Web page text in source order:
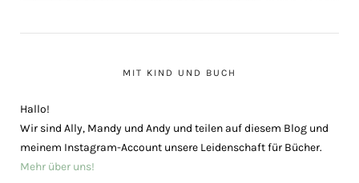
MIT KIND UND BUCH
Hallo!
Wir sind Ally, Mandy und Andy und teilen auf diesem Blog und
meinem Instagram-Account unsere Leidenschaft für Bücher.
Mehr über uns!